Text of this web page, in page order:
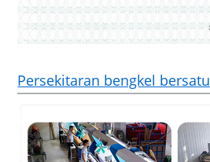
Persekitaran bengkel bersatu